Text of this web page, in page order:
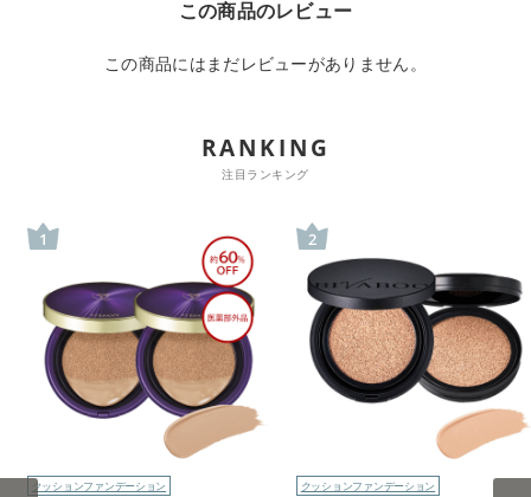
この商品のレビュー
この商品にはまだレビューがありません。
RANKING
注目ランキング
1
クッションファンデーション
2
クッションファンデーション